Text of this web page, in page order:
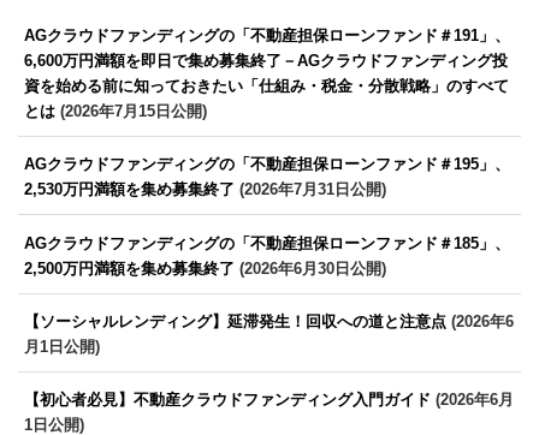
AGクラウドファンディングの「不動産担保ローンファンド＃191」、
6,600万円満額を即日で集め募集終了－AGクラウドファンディング投
資を始める前に知っておきたい「仕組み・税金・分散戦略」のすべて
とは (2026年7月15日公開)
AGクラウドファンディングの「不動産担保ローンファンド＃195」、
2,530万円満額を集め募集終了 (2026年7月31日公開)
AGクラウドファンディングの「不動産担保ローンファンド＃185」、
2,500万円満額を集め募集終了 (2026年6月30日公開)
【ソーシャルレンディング】延滞発生！回収への道と注意点 (2026年6
月1日公開)
【初心者必見】不動産クラウドファンディング入門ガイド (2026年6月
1日公開)